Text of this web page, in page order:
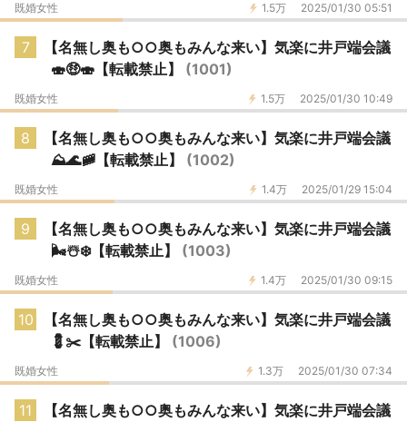
1.5万 2025/01/30 05:51
既婚女性
7
【名無し奥も○○奥もみんな来い】気楽に井戸端会議
🍣🤑🍣【転載禁止】 (1001)
1.5万 2025/01/30 10:49
既婚女性
8
【名無し奥も○○奥もみんな来い】気楽に井戸端会議
⛰️🌊🚞【転載禁止】 (1002)
1.4万 2025/01/29 15:04
既婚女性
9
【名無し奥も○○奥もみんな来い】気楽に井戸端会議
🌬️☃️❄️【転載禁止】 (1003)
1.4万 2025/01/30 09:15
既婚女性
10
【名無し奥も○○奥もみんな来い】気楽に井戸端会議
💈✂️【転載禁止】 (1006)
1.3万 2025/01/30 07:34
既婚女性
11
【名無し奥も○○奥もみんな来い】気楽に井戸端会議